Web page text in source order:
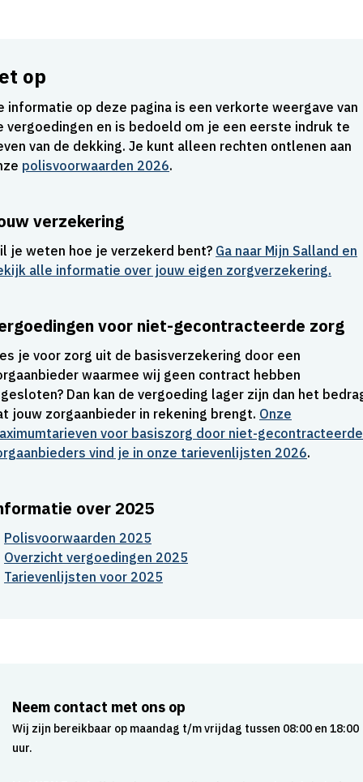
op
informatie op deze pagina is een verkorte weergave van
vergoedingen en is bedoeld om je een eerste indruk te
van de dekking. Je kunt alleen rechten ontlenen aan
polisvoorwaarden 2026.
verzekering
je weten hoe je verzekerd bent? Ga naar Mijn Salland en
alle informatie over jouw eigen zorgverzekering.
voor niet-gecontracteerde zorg
je voor zorg uit de basisverzekering door een
waarmee wij geen contract hebben
Dan kan de vergoeding lager zijn dan het
jouw zorgaanbieder in rekening brengt. Onze
voor basiszorg door niet-gecontracteerde
vind je in onze tarievenlijsten 2026.
over 2025
Polisvoorwaarden 2025
Overzicht vergoedingen 2025
Tarievenlijsten voor 2025
Neem contact met ons op
Wij zijn bereikbaar op maandag t/m vrijdag tussen 08:00 en 18:00
uur.